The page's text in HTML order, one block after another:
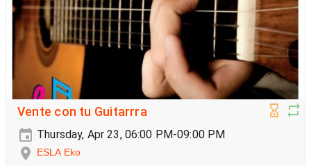
Vente con tu Guitarrra
Thursday, Apr 23, 06:00 PM-09:00 PM
ESLA Eko